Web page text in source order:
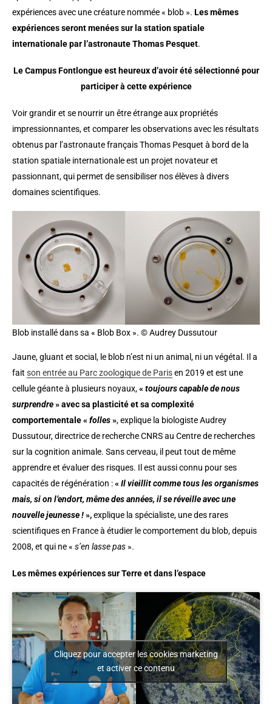
expériences avec une créature nommée « blob ». Les mêmes
expériences seront menées sur la station spatiale
internationale par l’astronaute Thomas Pesquet.
Le Campus Fontlongue est heureux d’avoir été sélectionné pour
participer à cette expérience
Voir grandir et se nourrir un être étrange aux propriétés
impressionnantes, et comparer les observations avec les résultats
obtenus par l’astronaute français Thomas Pesquet à bord de la
station spatiale internationale est un projet novateur et
passionnant, qui permet de sensibiliser nos élèves à divers
domaines scientifiques.
Blob installé dans sa « Blob Box ». © Audrey Dussutour
Jaune, gluant et social, le blob n’est ni un animal, ni un végétal. Il a
fait son entrée au Parc zoologique de Parisen 2019 et est une
cellule géante à plusieurs noyaux,« toujours capable de nous
surprendre» avec sa plasticité et sa complexité
comportementale « folles», explique la biologiste Audrey
Dussutour, directrice de recherche CNRS au Centre de recherches
sur la cognition animale. Sans cerveau, il peut tout de même
apprendre et évaluer des risques. Il est aussi connu pour ses
capacités de régénération :« Il vieillit comme tous les organismes
mais, si on l’endort, même des années, il se réveille avec une
nouvelle jeunesse !»,explique la spécialiste, une des rares
scientifiques en France à étudier le comportement du blob, depuis
2008, et qui ne « s’en lasse pas ».
Les mêmes expériences sur Terre et dans l’espace
Cliquez pour accepter les cookies marketing
et activer ce contenu